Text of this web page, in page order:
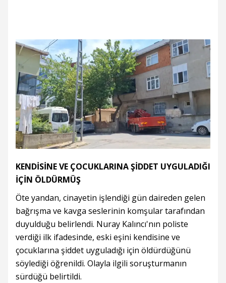
KENDİSİNE VE ÇOCUKLARINA ŞİDDET UYGULADIĞI
İÇİN ÖLDÜRMÜŞ
Öte yandan, cinayetin işlendiği gün daireden gelen
bağrışma ve kavga seslerinin komşular tarafından
duyulduğu belirlendi. Nuray Kalıncı'nın poliste
verdiği ilk ifadesinde, eski eşini kendisine ve
çocuklarına şiddet uyguladığı için öldürdüğünü
söylediği öğrenildi. Olayla ilgili soruşturmanın
sürdüğü belirtildi.